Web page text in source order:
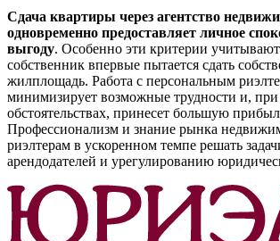
Сдача квартиры через агентство
одновременно предоставляет личное
выгоду. Особенно эти критерии
собственник впервые пытается сдать
жилплощадь. Работа с персональным
минимизирует возможные трудности и,
обстоятельствах, принесет большую
Профессионализм и знание рынка
риэлтерам в ускоренном темпе решать
арендодателей и урегулированию